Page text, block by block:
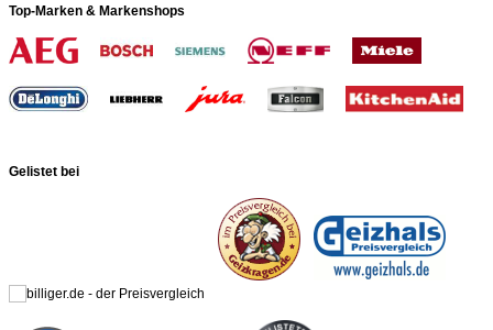
Top-Marken & Markenshops
Gelistet bei